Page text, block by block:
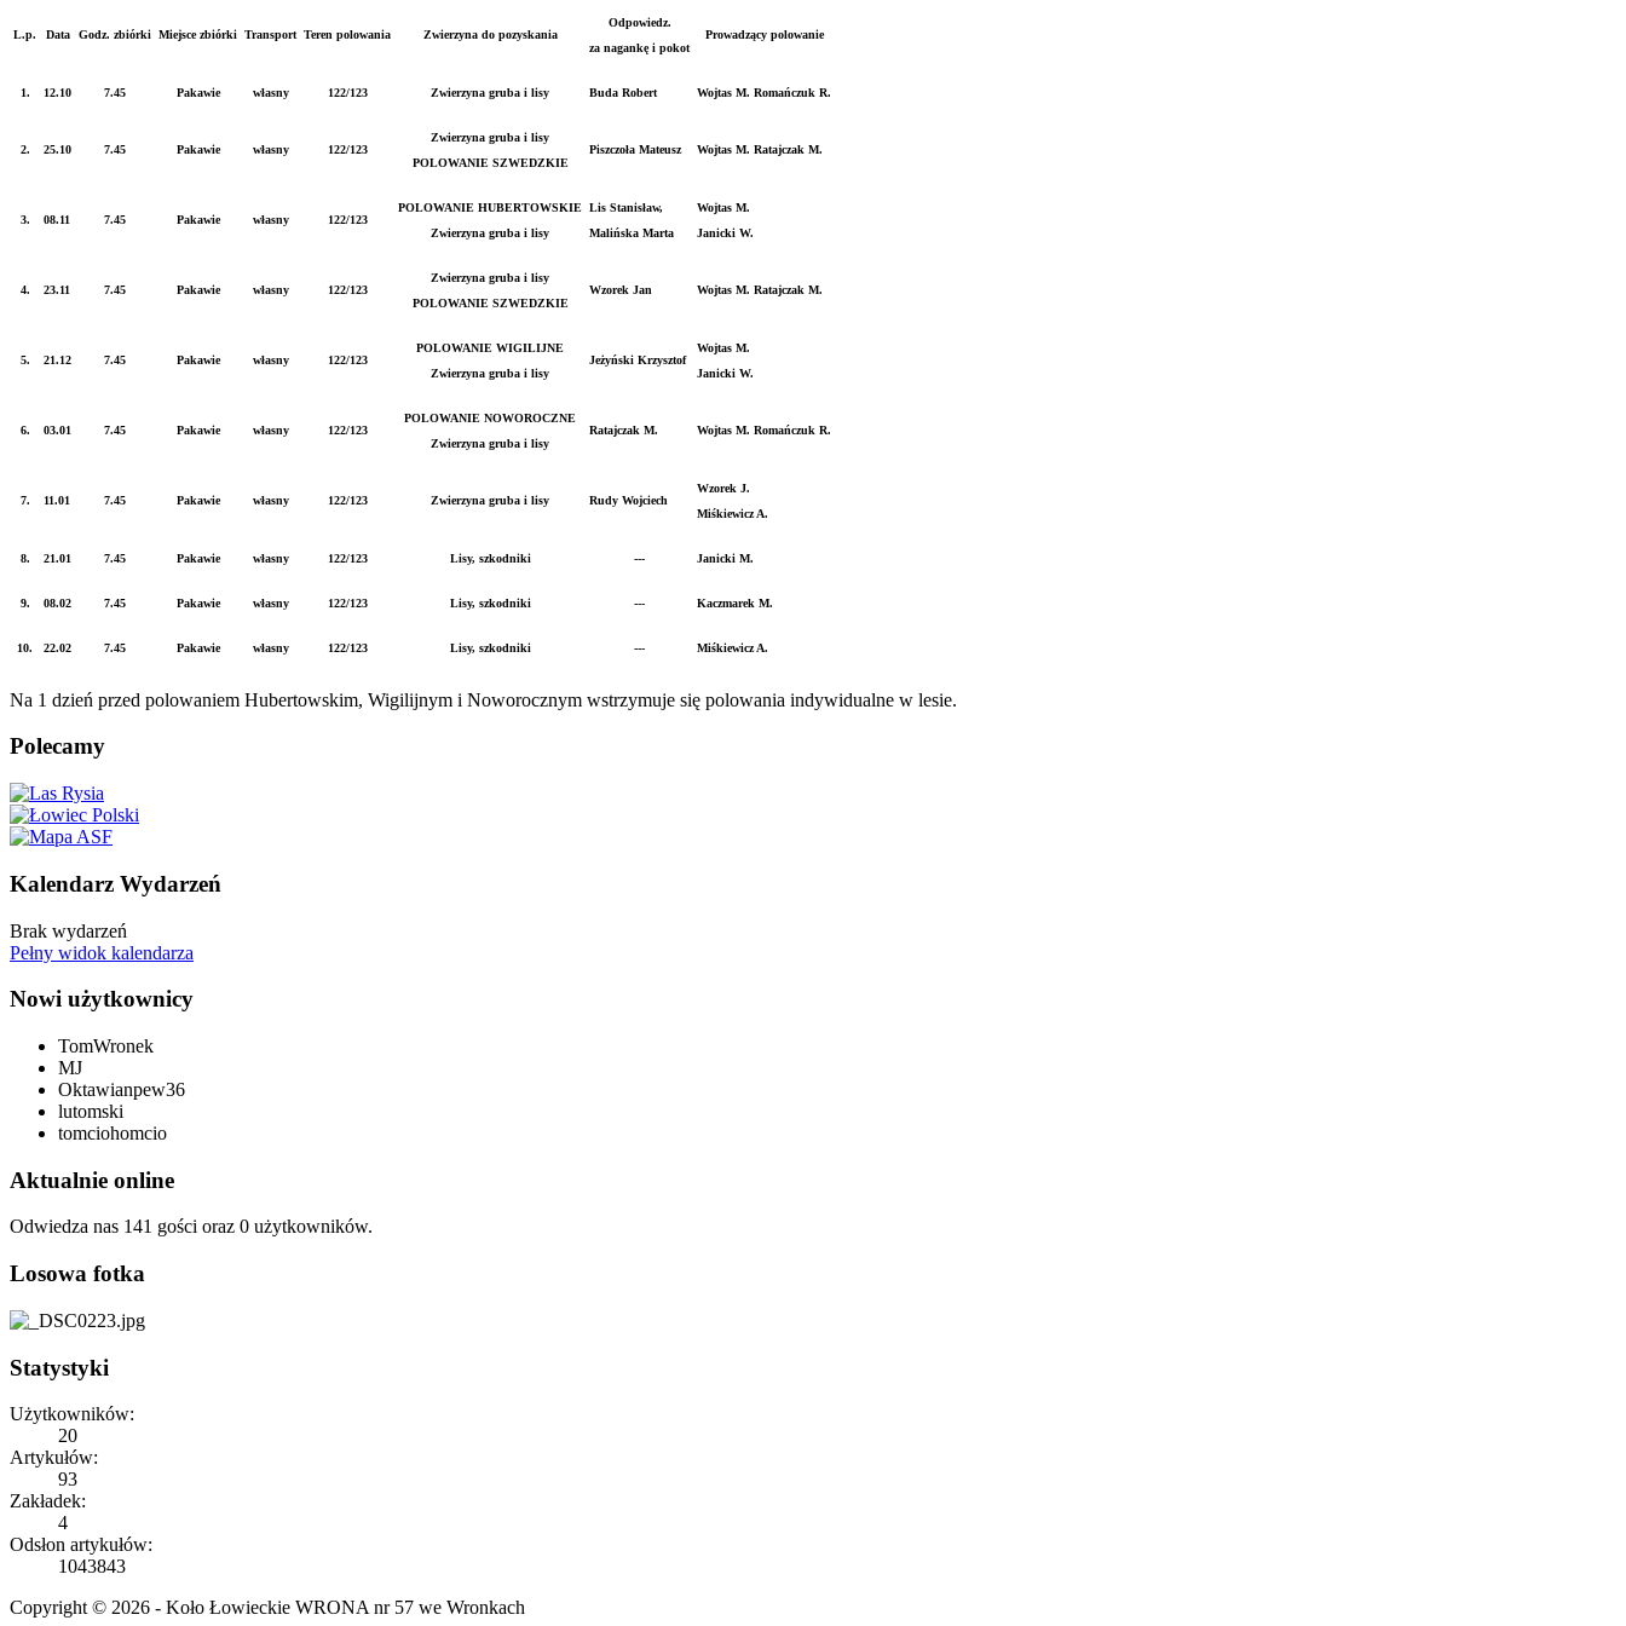
L.p. Data Godz. zbiórki Miejsce zbiórki Transport Teren polowania Zwierzyna do pozyskania
Odpowiedz.
za nagankę i pokot
Prowadzący polowanie
1. 12.10 7.45 Pakawie własny 122/123 Zwierzyna gruba i lisy Buda Robert Wojtas M. Romańczuk R.
2. 25.10 7.45 Pakawie własny 122/123
Zwierzyna gruba i lisy
POLOWANIE SZWEDZKIE
Piszczoła Mateusz Wojtas M. Ratajczak M.
3. 08.11 7.45 Pakawie własny 122/123
POLOWANIE HUBERTOWSKIE
Zwierzyna gruba i lisy
Lis Stanisław,
Malińska Marta
Wojtas M.
Janicki W.
4. 23.11 7.45 Pakawie własny 122/123
Zwierzyna gruba i lisy
POLOWANIE SZWEDZKIE
Wzorek Jan Wojtas M. Ratajczak M.
5. 21.12 7.45 Pakawie własny 122/123
POLOWANIE WIGILIJNE
Zwierzyna gruba i lisy
Jeżyński Krzysztof
Wojtas M.
Janicki W.
6. 03.01 7.45 Pakawie własny 122/123
POLOWANIE NOWOROCZNE
Zwierzyna gruba i lisy
Ratajczak M. Wojtas M. Romańczuk R.
7. 11.01 7.45 Pakawie własny 122/123 Zwierzyna gruba i lisy Rudy Wojciech
Wzorek J.
Miśkiewicz A.
8. 21.01 7.45 Pakawie własny 122/123 Lisy, szkodniki --- Janicki M.
9. 08.02 7.45 Pakawie własny 122/123 Lisy, szkodniki --- Kaczmarek M.
10. 22.02 7.45 Pakawie własny 122/123 Lisy, szkodniki --- Miśkiewicz A.
Na 1 dzień przed polowaniem Hubertowskim, Wigilijnym i Noworocznym wstrzymuje się polowania indywidualne w lesie.
Polecamy
Kalendarz Wydarzeń
Brak wydarzeń
Pełny widok kalendarza
Nowi użytkownicy
TomWronek
MJ
Oktawianpew36
lutomski
tomciohomcio
Aktualnie online
Odwiedza nas 141 gości oraz 0 użytkowników.
Losowa fotka
Statystyki
Użytkowników:
20
Artykułów:
93
Zakładek:
4
Odsłon artykułów:
1043843
Copyright © 2026 - Koło Łowieckie WRONA nr 57 we Wronkach